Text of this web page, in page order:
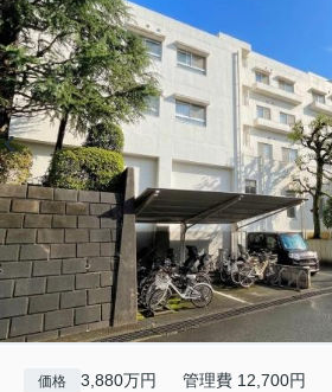
価格 3,880万円 管理費 12,700円